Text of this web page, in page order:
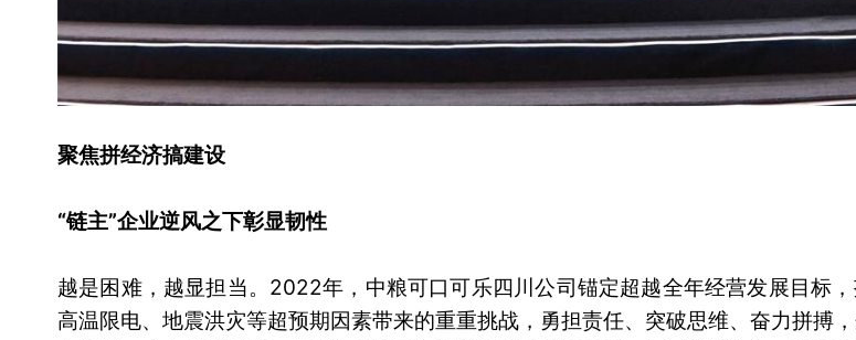
聚焦拼经济搞建设
“链主”企业逆风之下彰显韧性
越是困难，越显担当。2022年，中粮可口可乐四川公司锚定超越全年经营发展目标，
高温限电、地震洪灾等超预期因素带来的重重挑战，勇担责任、突破思维、奋力拼搏